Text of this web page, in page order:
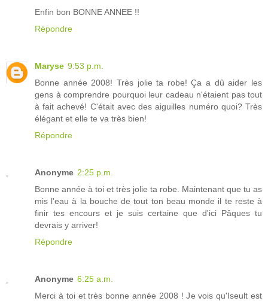
Enfin bon BONNE ANNEE !!
Répondre
Maryse 9:53 p.m.
Bonne année 2008! Très jolie ta robe! Ça a dû aider les
gens à comprendre pourquoi leur cadeau n'étaient pas tout
à fait achevé! C'était avec des aiguilles numéro quoi? Très
élégant et elle te va très bien!
Répondre
Anonyme 2:25 p.m.
Bonne année à toi et très jolie ta robe. Maintenant que tu as
mis l'eau à la bouche de tout ton beau monde il te reste à
finir tes encours et je suis certaine que d'ici Pâques tu
devrais y arriver!
Répondre
Anonyme 6:25 a.m.
Merci à toi et très bonne année 2008 ! Je vois qu'Iseult est